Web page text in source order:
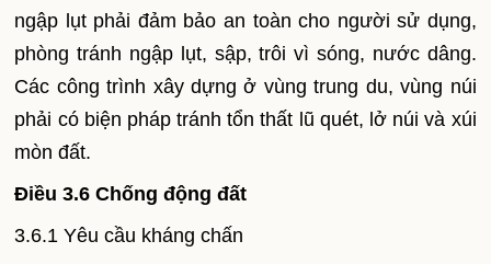
ngập lụt phải đảm bảo an toàn cho người sử dụng,
phòng tránh ngập lụt, sập, trôi vì sóng, nước dâng.
Các công trình xây dựng ở vùng trung du, vùng núi
phải có biện pháp tránh tổn thất lũ quét, lở núi và xúi
mòn đất.
Điều 3.6 Chống động đất
3.6.1 Yêu cầu kháng chấn